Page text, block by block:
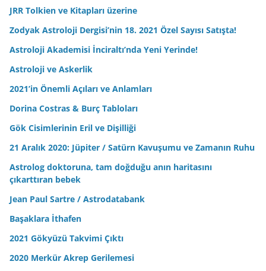
JRR Tolkien ve Kitapları üzerine
Zodyak Astroloji Dergisi’nin 18. 2021 Özel Sayısı Satışta!
Astroloji Akademisi İnciraltı’nda Yeni Yerinde!
Astroloji ve Askerlik
2021’in Önemli Açıları ve Anlamları
Dorina Costras & Burç Tabloları
Gök Cisimlerinin Eril ve Dişilliği
21 Aralık 2020: Jüpiter / Satürn Kavuşumu ve Zamanın Ruhu
Astrolog doktoruna, tam doğduğu anın haritasını
çıkarttıran bebek
Jean Paul Sartre / Astrodatabank
Başaklara İthafen
2021 Gökyüzü Takvimi Çıktı
2020 Merkür Akrep Gerilemesi